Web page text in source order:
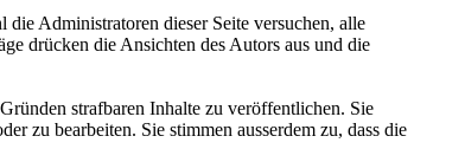
Administratoren dieser Seite versuchen, alle
drücken die Ansichten des Autors aus und die
strafbaren Inhalte zu veröffentlichen. Sie
zu bearbeiten. Sie stimmen ausserdem zu, dass die